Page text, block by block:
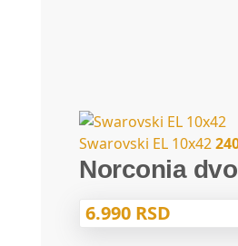
Swarovski EL 10x42
Norconia
6.990 RSD